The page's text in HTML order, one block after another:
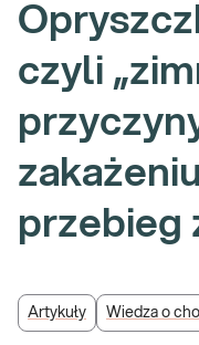
czyli
przebieg
Artykuły Wiedza o